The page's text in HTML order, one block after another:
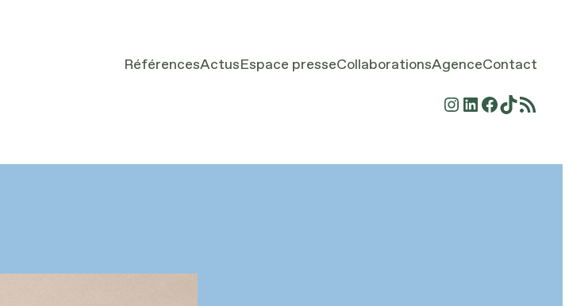
RéférencesActus Espace presseCollaborationsAgenceContact
Instagram
LinkedIn
Facebook
TikTok
Flux RSS